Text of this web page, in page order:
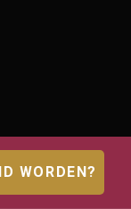
WORDEN?